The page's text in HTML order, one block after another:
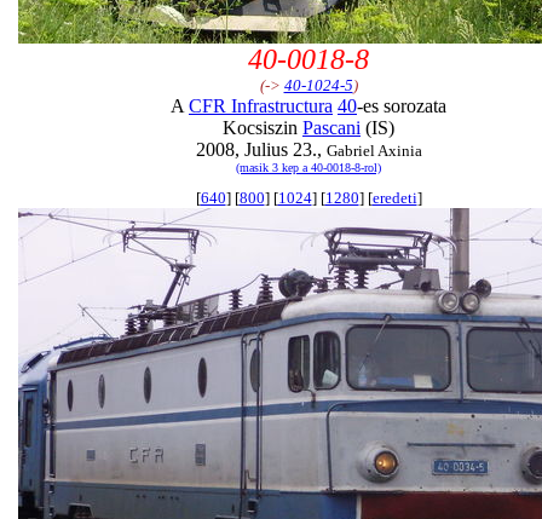
40-0018-8
(-> 40-1024-5)
A CFR Infrastructura 40-es sorozata
Kocsiszin Pascani (IS)
2008, Julius 23., Gabriel Axinia
(masik 3 kep a 40-0018-8-rol)
[640] [800] [1024] [1280] [eredeti]